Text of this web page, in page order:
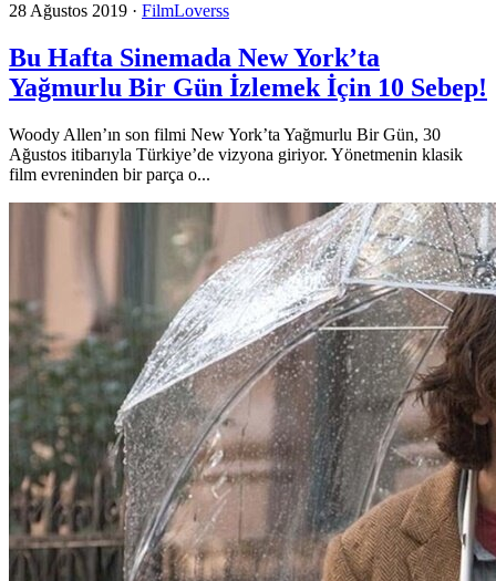
28 Ağustos 2019 · FilmLoverss
Bu Hafta Sinemada New York’ta
Yağmurlu Bir Gün İzlemek İçin 10 Sebep!
Woody Allen’ın son filmi New York’ta Yağmurlu Bir Gün, 30
Ağustos itibarıyla Türkiye’de vizyona giriyor. Yönetmenin klasik
film evreninden bir parça o...